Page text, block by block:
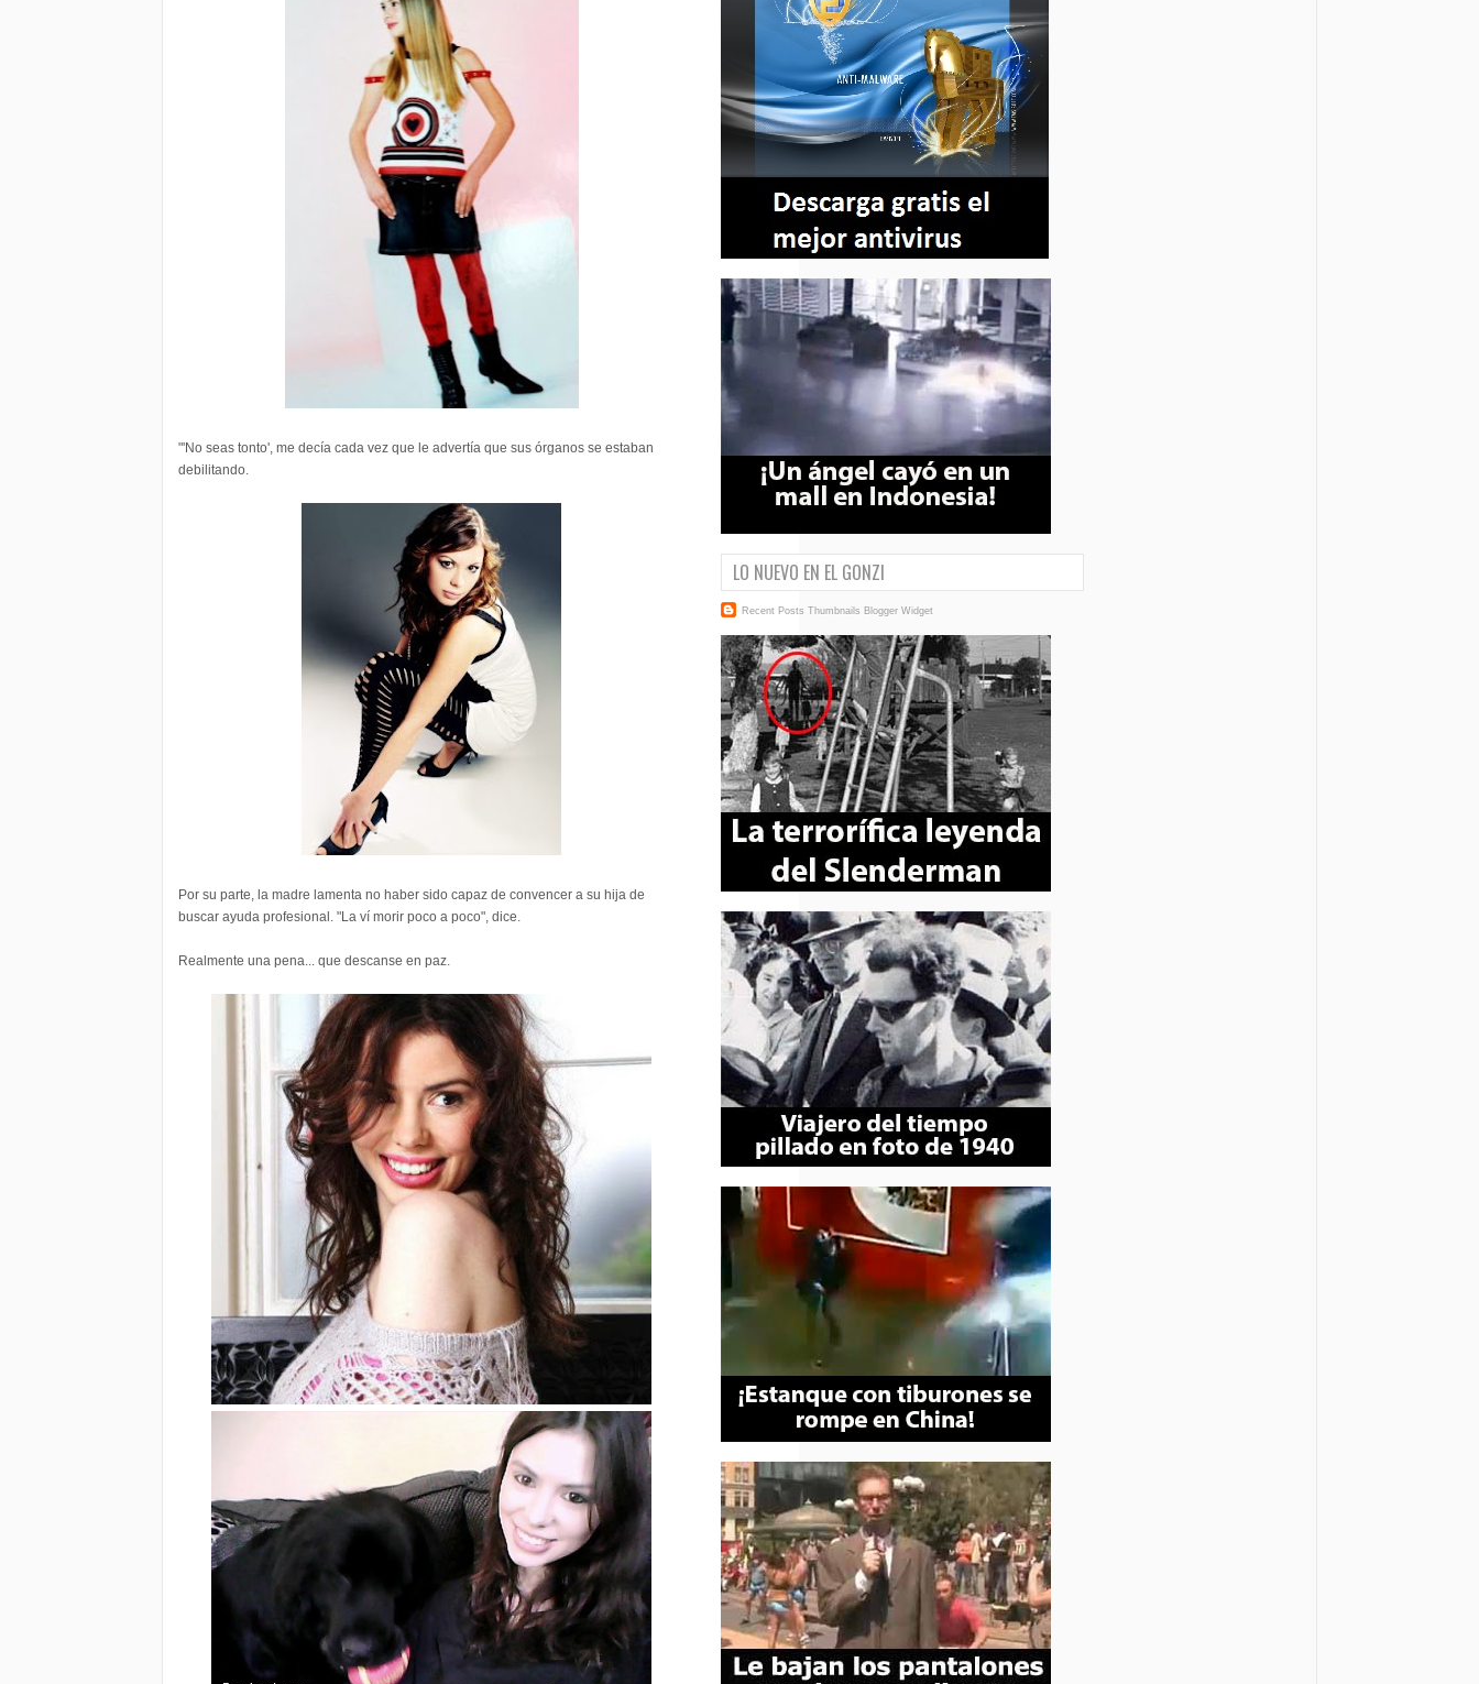
"'No seas tonto', me decía cada vez que le advertía que sus órganos se estaban
debilitando.
Por su parte, la madre lamenta no haber sido capaz de convencer a su hija de
buscar ayuda profesional. "La ví morir poco a poco", dice.
Realmente una pena... que descanse en paz.
LO NUEVO EN EL GONZI
Recent Posts Thumbnails Blogger Widget